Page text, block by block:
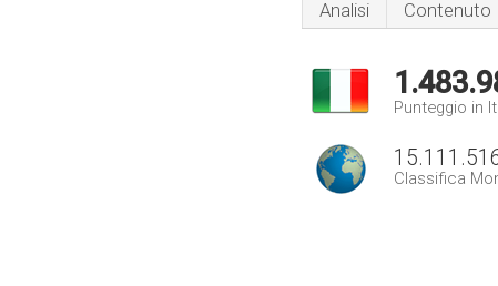
Analisi Contenuto
Punteggio in
Classifica